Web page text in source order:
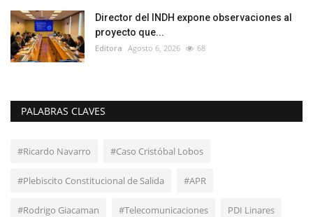
Director del INDH expone observaciones al
proyecto que...
Editora Agosto 6, 2026 68
PALABRAS CLAVES
#Ricardo Navarro #Caso Cristóbal Lobos
#Plebiscito Constitucional de Salida #APR
#Rodrigo Giacaman #Telecomunicaciones PDI Linares